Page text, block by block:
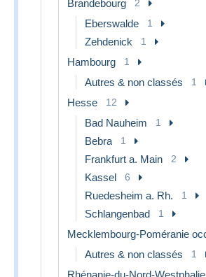
Brandebourg 2
Eberswalde 1
Zehdenick 1
Hambourg 1
Autres & non classés 1
Hesse 12
Bad Nauheim 1
Bebra 1
Frankfurt a. Main 2
Kassel 6
Ruedesheim a. Rh. 1
Schlangenbad 1
Autres & non classés 1
Rhénanie-du-Nord-Westphalie